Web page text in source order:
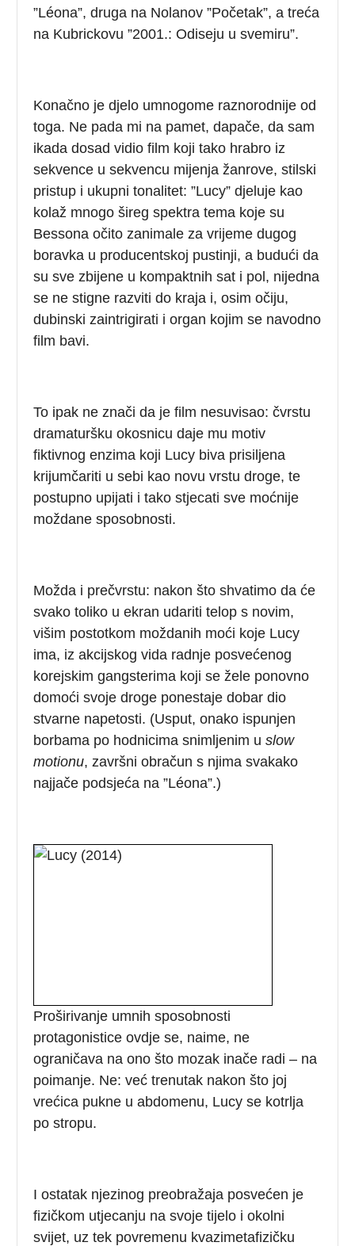
”Léona”, druga na Nolanov ”Početak”, a treća
na Kubrickovu ”2001.: Odiseju u svemiru”.
Konačno je djelo umnogome raznorodnije od
toga. Ne pada mi na pamet, dapače, da sam
ikada dosad vidio film koji tako hrabro iz
sekvence u sekvencu mijenja žanrove, stilski
pristup i ukupni tonalitet: ”Lucy” djeluje kao
kolaž mnogo šireg spektra tema koje su
Bessona očito zanimale za vrijeme dugog
boravka u producentskoj pustinji, a budući da
su sve zbijene u kompaktnih sat i pol, nijedna
se ne stigne razviti do kraja i, osim očiju,
dubinski zaintrigirati i organ kojim se navodno
film bavi.
To ipak ne znači da je film nesuvisao: čvrstu
dramaturšku okosnicu daje mu motiv
fiktivnog enzima koji Lucy biva prisiljena
krijumčariti u sebi kao novu vrstu droge, te
postupno upijati i tako stjecati sve moćnije
moždane sposobnosti.
Možda i prečvrstu: nakon što shvatimo da će
svako toliko u ekran udariti telop s novim,
višim postotkom moždanih moći koje Lucy
ima, iz akcijskog vida radnje posvećenog
korejskim gangsterima koji se žele ponovno
domoći svoje droge ponestaje dobar dio
stvarne napetosti. (Usput, onako ispunjen
borbama po hodnicima snimljenim uslow
motionu, završni obračun s njima svakako
najjače podsjeća na ”Léona”.)
Proširivanje umnih sposobnosti
protagonistice ovdje se, naime, ne
ograničava na ono što mozak inače radi – na
poimanje. Ne: već trenutak nakon što joj
vrećica pukne u abdomenu, Lucy se kotrlja
po stropu.
I ostatak njezinog preobražaja posvećen je
fizičkom utjecanju na svoje tijelo i okolni
svijet, uz tek povremenu kvazimetafizičku